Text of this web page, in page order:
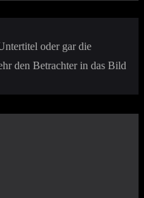
oder gar die
den Betrachter in das Bild